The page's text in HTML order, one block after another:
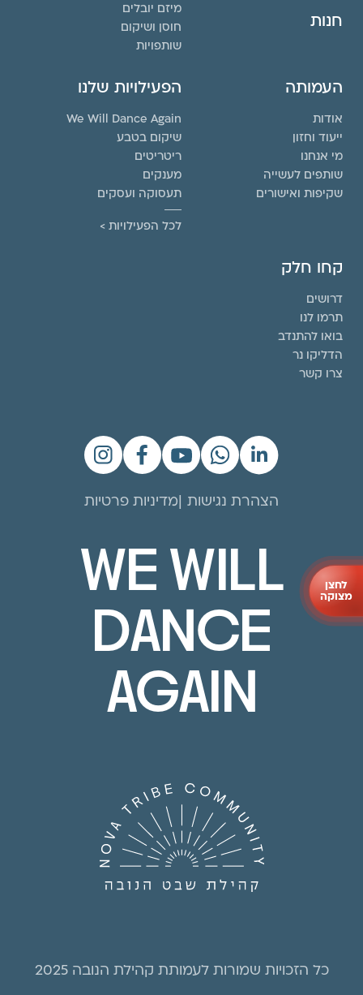
חנות
מיזם יובלים
חוסן ושיקום
שותפויות
העמותה
אודות
ייעוד וחזון
מי אנחנו
שותפים לעשייה
שקיפות ואישורים
הפעילויות שלנו
We Will Dance Again
שיקום בטבע
ריטריטים
מענקים
תעסוקה ועסקים
לכל הפעילויות >
קחו חלק
דרושים
תרמו לנו
בואו להתנדב
הדליקו נר
צרו קשר
הצהרת נגישות מדיניות פרטיות
WE WILL
DANCE
AGAIN
כל הזכויות שמורות לעמותת קהילת הנובה 2025
לחצן
מצוקה